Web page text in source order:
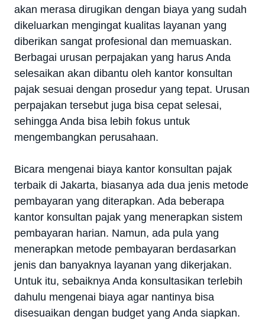
akan merasa dirugikan dengan biaya yang sudah
dikeluarkan mengingat kualitas layanan yang
diberikan sangat profesional dan memuaskan.
Berbagai urusan perpajakan yang harus Anda
selesaikan akan dibantu oleh kantor konsultan
pajak sesuai dengan prosedur yang tepat. Urusan
perpajakan tersebut juga bisa cepat selesai,
sehingga Anda bisa lebih fokus untuk
mengembangkan perusahaan.
Bicara mengenai biaya kantor konsultan pajak
terbaik di Jakarta, biasanya ada dua jenis metode
pembayaran yang diterapkan. Ada beberapa
kantor konsultan pajak yang menerapkan sistem
pembayaran harian. Namun, ada pula yang
menerapkan metode pembayaran berdasarkan
jenis dan banyaknya layanan yang dikerjakan.
Untuk itu, sebaiknya Anda konsultasikan terlebih
dahulu mengenai biaya agar nantinya bisa
disesuaikan dengan budget yang Anda siapkan.